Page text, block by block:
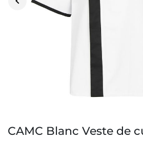
CAMC Blanc Veste de